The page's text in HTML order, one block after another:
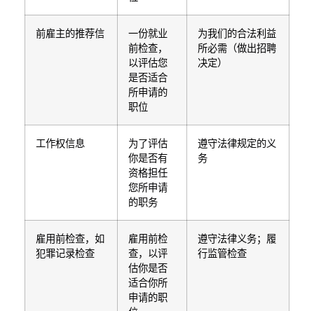
前雇主的推荐信
一份就业
前检查，
以评估您
是否适合
所申请的
职位
为我们的合法利益
所必需（做出招聘
决定）
工作权信息
为了评估
你是否有
资格担任
您所申请
的职务
遵守法律规定的义
务
雇用前检查，如
犯罪记录检查
雇用前检
查，以评
估你是否
适合你所
申请的职
遵守法律义务；履
行监管检查